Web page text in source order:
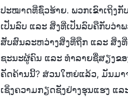
ປະໝາດທີ່ຊົ່ວຮ້າຍ. ພວກເຂົາເຖິງກັ
ເປັນລົບ ແລະ ສິ່ງທີ່ເປັນລົບຄືກັບວ່າ
ສັບສົນລະຫວ່າງສິ່ງທີ່ຖືກ ແລະ ສິ່ງ
ຊະນະຜູ້ຄົນ ແລະ ທຳລາຍຊື່ສຽງຂ
ຄັດຄ້ານນີ້? ສ່ວນໃຫຍ່ແລ້ວ, ມັນມ
ເຊິ່ງຄວາມກຽດຊັງຢ່າງຮຸນແຮງ ແ